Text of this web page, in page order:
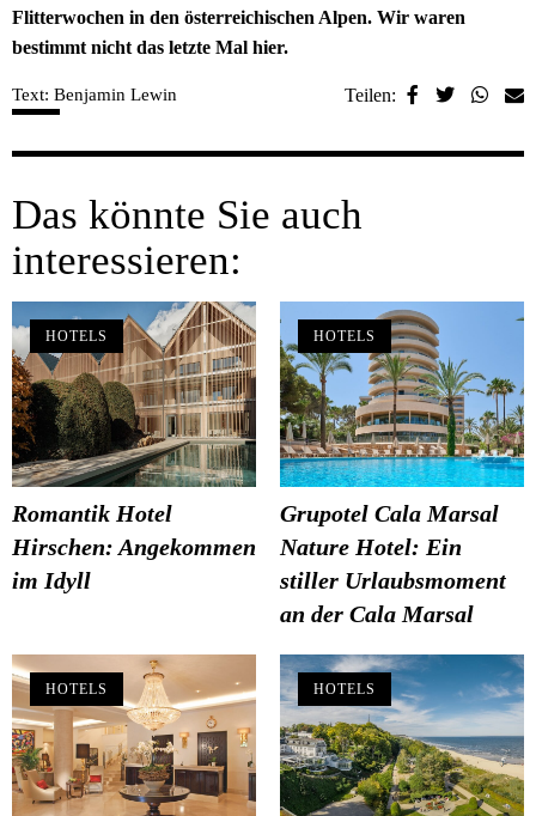
Flitterwochen in den österreichischen Alpen. Wir waren
bestimmt nicht das letzte Mal hier.
Text: Benjamin Lewin Teilen:
Das könnte Sie auch
interessieren:
HOTELS
Romantik Hotel
Hirschen: Angekommen
im Idyll
HOTELS
Grupotel Cala Marsal
Nature Hotel: Ein
stiller Urlaubsmoment
an der Cala Marsal
HOTELS HOTELS